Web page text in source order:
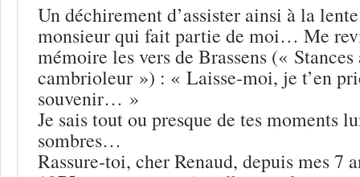
Un déchirement d’assister ainsi à la
monsieur qui fait partie de moi… Me
mémoire les vers de Brassens (« Stances
cambrioleur ») : « Laisse-moi, je t’en
souvenir… »
Je sais tout ou presque de tes moments
sombres…
Rassure-toi, cher Renaud, depuis mes 7